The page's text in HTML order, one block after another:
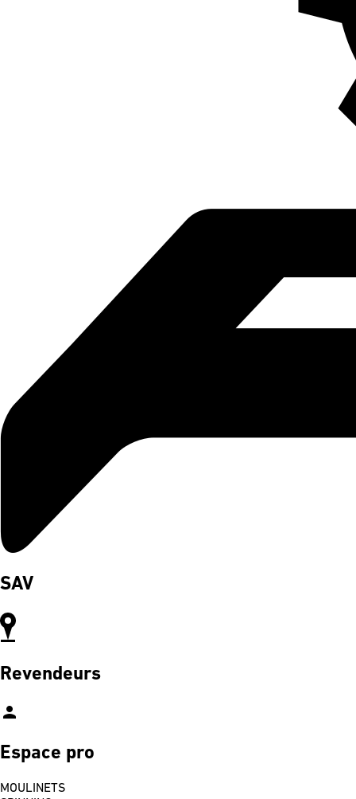
SAV
Revendeurs
person
Espace pro
MOULINETS